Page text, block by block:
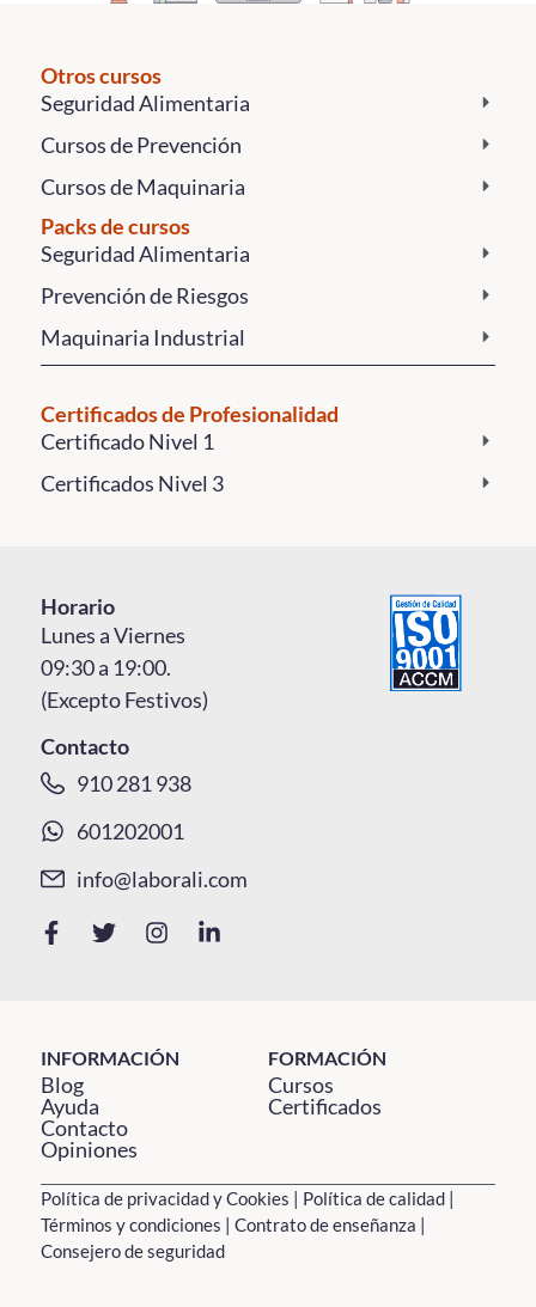
Otros cursos
Seguridad Alimentaria
Cursos de Prevención
Cursos de Maquinaria
Packs de cursos
Seguridad Alimentaria
Prevención de Riesgos
Maquinaria Industrial
Certificados de Profesionalidad
Certificado Nivel 1
Certificados Nivel 3
Horario
Lunes a Viernes
09:30 a 19:00.
(Excepto Festivos)
Contacto
910 281 938
601202001
info@laborali.com
INFORMACIÓN
Blog
Ayuda
Contacto
Opiniones
FORMACIÓN
Cursos
Certificados
Política de privacidad y Cookies | Política de calidad|
Términos y condiciones | Contrato de enseñanza |
Consejero de seguridad